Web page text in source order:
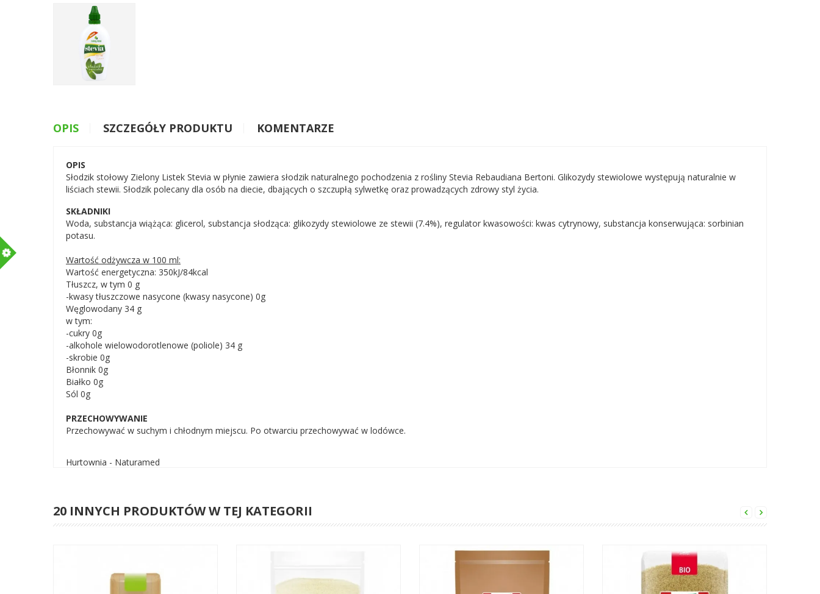
OPIS SZCZEGÓŁY PRODUKTU KOMENTARZE
OPIS
Słodzik stołowy Zielony Listek Stevia w płynie zawiera słodzik naturalnego pochodzenia z rośliny Stevia Rebaudiana Bertoni. Glikozydy stewiolowe występują naturalnie w
liściach stewii. Słodzik polecany dla osób na diecie, dbających o szczupłą sylwetkę oraz prowadzących zdrowy styl życia.
SKŁADNIKI
Woda, substancja wiążąca: glicerol, substancja słodząca: glikozydy stewiolowe ze stewii (7.4%), regulator kwasowości: kwas cytrynowy, substancja konserwująca: sorbinian
potasu.
Wartość odżywcza w 100 ml:
Wartość energetyczna: 350kJ/84kcal
Tłuszcz, w tym 0 g
-kwasy tłuszczowe nasycone (kwasy nasycone) 0g
Węglowodany 34 g
w tym:
-cukry 0g
-alkohole wielowodorotlenowe (poliole) 34 g
-skrobie 0g
Błonnik 0g
Białko 0g
Sól 0g
PRZECHOWYWANIE
Przechowywać w suchym i chłodnym miejscu. Po otwarciu przechowywać w lodówce.
Hurtownia - Naturamed
20 INNYCH PRODUKTÓW W TEJ KATEGORII